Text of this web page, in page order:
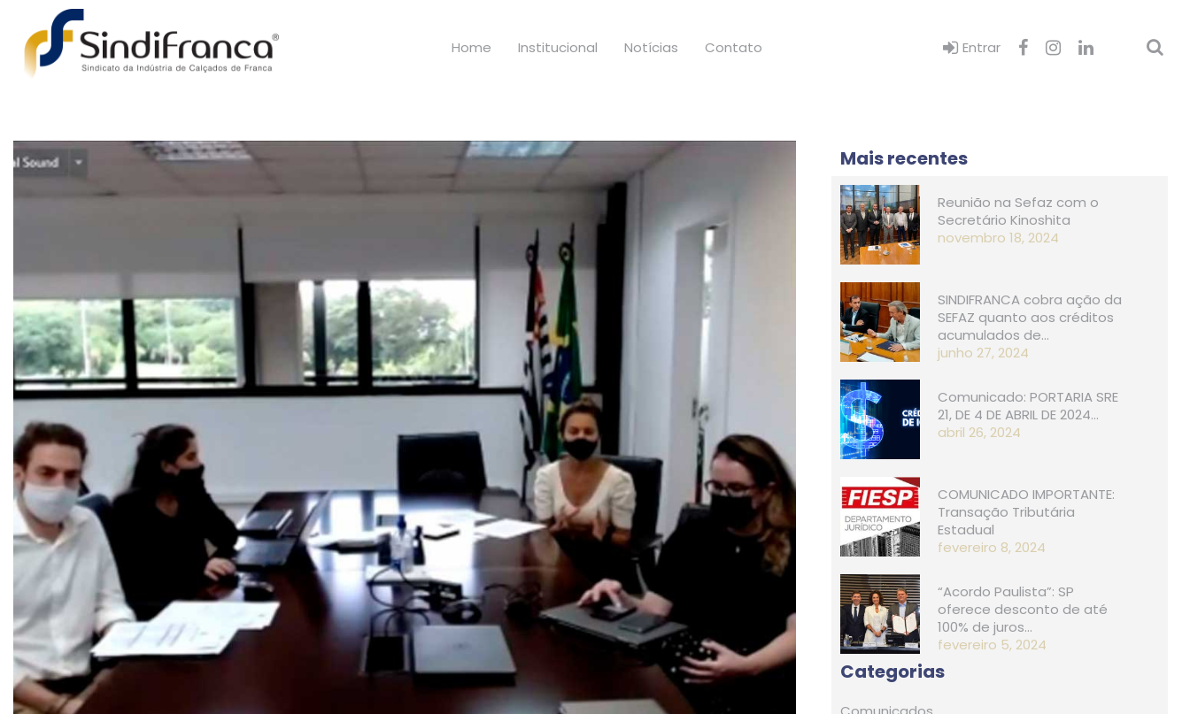
Home Institucional Notícias Contato Entrar
Mais recentes
Reunião na Sefaz com o
Secretário Kinoshita
novembro 18, 2024
SINDIFRANCA cobra ação da
SEFAZ quanto aos créditos
acumulados de…
junho 27, 2024
Comunicado: PORTARIA SRE
21, D​​E 4 DE ABRIL DE 2024…
abril 26, 2024
COMUNICADO IMPORTANTE:
Transação Tributária
Estadual
fevereiro 8, 2024
“Acordo Paulista”: SP
oferece desconto de até
100% de juros…
fevereiro 5, 2024
Categorias